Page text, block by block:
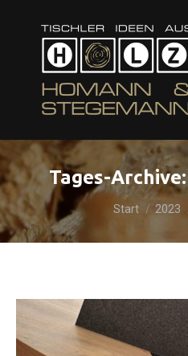
Tages-Archive:
Sie befinden
Start 2023